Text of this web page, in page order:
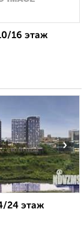
16 этаж
›
24 этаж